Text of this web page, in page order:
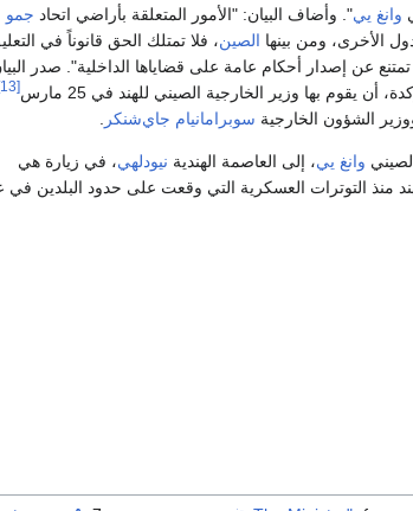
وانغ يي". وأضاف البيان: "الأمور المتعلقة بأراضي اتحاد جمو
الأخرى، ومن بينها الصين، فلا تمتلك الحق قانوناً في
عن إصدار أحكام عامة على قضاياها الداخلية". صدر
بها وزير الخارجية الصيني للهند في 25 مارس
[13]
الشؤون الخارجية سوبرامانيام جاي‌شنكر
وانغ يي، إلى العاصمة الهندية نيودلهي، في زيارة هي
منذ التوترات العسكرية التي وقعت على حدود البلدين في